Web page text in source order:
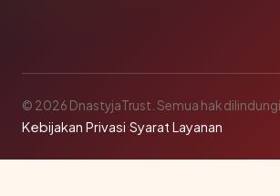
© 2026 DnastyjaTrust. Semua hak dilindungi.
Kebijakan Privasi·Syarat Layanan